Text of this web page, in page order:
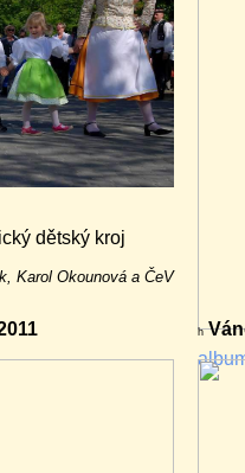
dětský kroj
Karol Okounová a ČeV
h